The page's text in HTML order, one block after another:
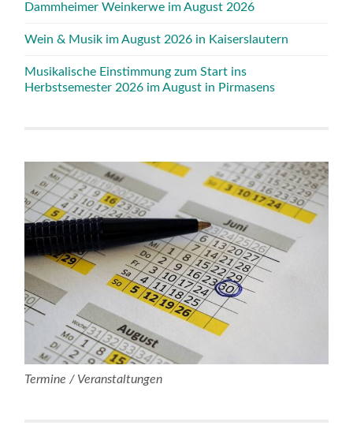
Dammheimer Weinkerwe im August 2026
Wein & Musik im August 2026 in Kaiserslautern
Musikalische Einstimmung zum Start ins
Herbstsemester 2026 im August in Pirmasens
Termine / Veranstaltungen